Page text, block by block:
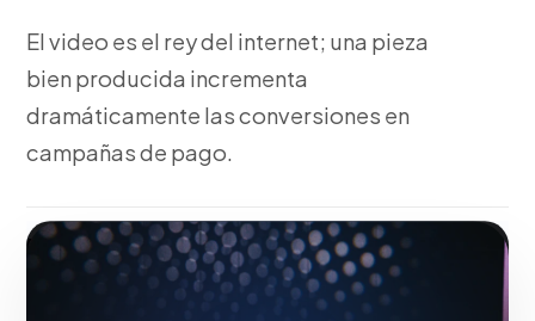
El video es el rey del internet; una pieza
bien producida incrementa
dramáticamente las conversiones en
campañas de pago.
Fase 3:Post-producción: Montaje, corrección de
color y diseño sonoro.